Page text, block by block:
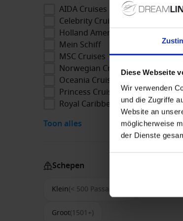
Diese Webseite
Wir verwenden
und die Zugriffe
Website an
möglicherweise
der Dienste
AIDA Cruises
Celebrity Cruises
Holland America Line
Mein Schiff
MSC Cruises
Norwegian Cruise Line
Oceania Cruises
Princess Cruises
Royal Caribbean
Toon alles
Schepen
Klein(< 500 Passagiers)
Groot(1501+)